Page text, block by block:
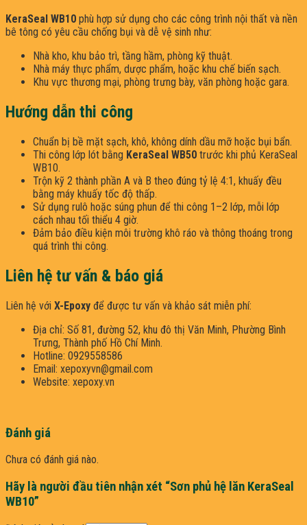
KeraSeal WB10 phù hợp sử dụng cho các công trình nội thất và nền
bê tông có yêu cầu chống bụi và dễ vệ sinh như:
Nhà kho, khu bảo trì, tầng hầm, phòng kỹ thuật.
Nhà máy thực phẩm, dược phẩm, hoặc khu chế biến sạch.
Khu vực thương mại, phòng trưng bày, văn phòng hoặc gara.
Hướng dẫn thi công
Chuẩn bị bề mặt sạch, khô, không dính dầu mỡ hoặc bụi bẩn.
Thi công lớp lót bằng KeraSeal WB50 trước khi phủ KeraSeal
WB10.
Trộn kỹ 2 thành phần A và B theo đúng tỷ lệ 4:1, khuấy đều
bằng máy khuấy tốc độ thấp.
Sử dụng rulô hoặc súng phun để thi công 1–2 lớp, mỗi lớp
cách nhau tối thiểu 4 giờ.
Đảm bảo điều kiện môi trường khô ráo và thông thoáng trong
quá trình thi công.
Liên hệ tư vấn & báo giá
Liên hệ với X-Epoxy để được tư vấn và khảo sát miễn phí:
Địa chỉ: Số 81, đường 52, khu đô thị Văn Minh, Phường Bình
Trưng, Thành phố Hồ Chí Minh.
Hotline: 0929558586
Email: xepoxyvn@gmail.com
Website: xepoxy.vn
Đánh giá
Chưa có đánh giá nào.
Hãy là người đầu tiên nhận xét “Sơn phủ hệ lăn KeraSeal
WB10”